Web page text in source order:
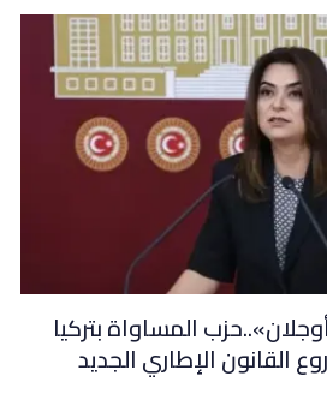
المساواة بتركيا
الإطاري الجديد